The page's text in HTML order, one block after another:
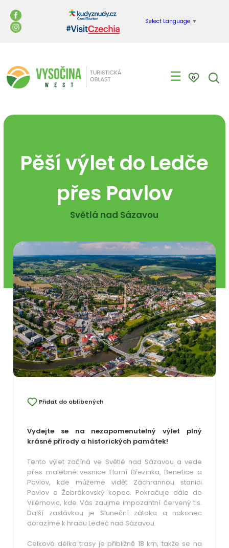
Select Language ▼
☰ 0
Pěší výlet do Ledče
přes Pavlov
Světlá nad Sázavou
Přidat do oblíbených
Vydejte se na nezapomenutelný výlet plný
krásné přírody a historických památek!
Tento výlet začíná ve Světlé nad Sázavou a vede
přes malebné vesnice Horní Březinka, Benetice a
Pavlov, kde můžeme vidět Záchrannou stanici
Pavlov a Žebrákovský kopec. Pokračuje dále do
Vilémovic, kde Vás zaujme impozantní červený tis.
Další zastávkou je Sluneční zátoka a nakonec
dorazíme k hradu Ledeč nad Sázavou.
Celková délka trasy je přibližně 18 km, takže se na